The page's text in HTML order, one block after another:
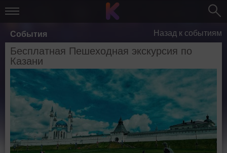
События Назад к событиям
Бесплатная Пешеходная экскурсия по
Казани